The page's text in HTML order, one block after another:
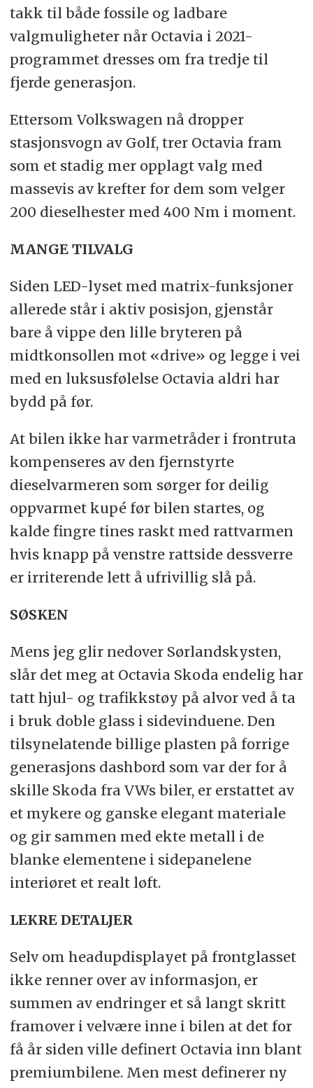
takk til både fossile og ladbare
valgmuligheter når Octavia i 2021-
programmet dresses om fra tredje til
fjerde generasjon.
Ettersom Volkswagen nå dropper
stasjonsvogn av Golf, trer Octavia fram
som et stadig mer opplagt valg med
massevis av krefter for dem som velger
200 dieselhester med 400 Nm i moment.
MANGE TILVALG
Siden LED-lyset med matrix-funksjoner
allerede står i aktiv posisjon, gjenstår
bare å vippe den lille bryteren på
midtkonsollen mot «drive» og legge i vei
med en luksusfølelse Octavia aldri har
bydd på før.
At bilen ikke har varmetråder i frontruta
kompenseres av den fjernstyrte
dieselvarmeren som sørger for deilig
oppvarmet kupé før bilen startes, og
kalde fingre tines raskt med rattvarmen
hvis knapp på venstre rattside dessverre
er irriterende lett å ufrivillig slå på.
SØSKEN
Mens jeg glir nedover Sørlandskysten,
slår det meg at Octavia Skoda endelig har
tatt hjul- og trafikkstøy på alvor ved å ta
i bruk doble glass i sidevinduene. Den
tilsynelatende billige plasten på forrige
generasjons dashbord som var der for å
skille Skoda fra VWs biler, er erstattet av
et mykere og ganske elegant materiale
og gir sammen med ekte metall i de
blanke elementene i sidepanelene
interiøret et realt løft.
LEKRE DETALJER
Selv om headupdisplayet på frontglasset
ikke renner over av informasjon, er
summen av endringer et så langt skritt
framover i velvære inne i bilen at det for
få år siden ville definert Octavia inn blant
premiumbilene. Men mest definerer ny